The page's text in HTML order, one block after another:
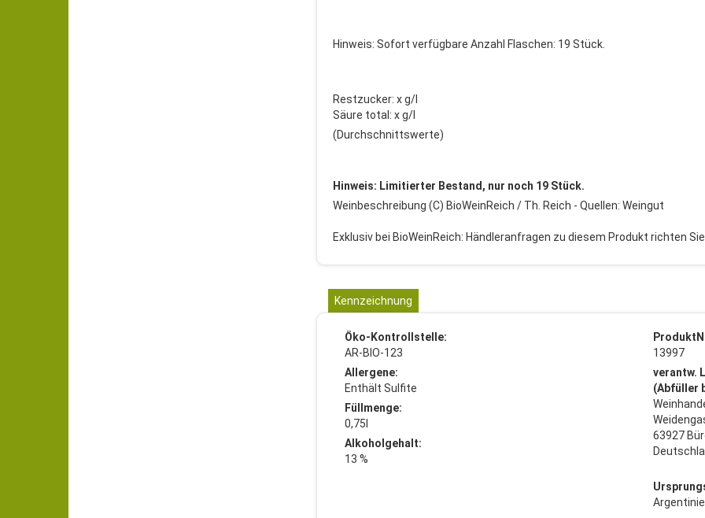
Hinweis: Sofort verfügbare Anzahl Flaschen: 19 Stück.
Restzucker: x g/l
Säure total: x g/l
(Durchschnittswerte)
Hinweis: Limitierter Bestand, nur noch 19 Stück.
Weinbeschreibung (C) BioWeinReich / Th. Reich - Quellen: Weingut
Exklusiv bei BioWeinReich: Händleranfragen zu diesem Produkt richten
Kennzeichnung
Öko-Kontrollstelle:
AR-BIO-123
Allergene:
Enthält Sulfite
Füllmenge:
0,75l
Alkoholgehalt:
13 %
13997
verantw.
(Abfüller
63927